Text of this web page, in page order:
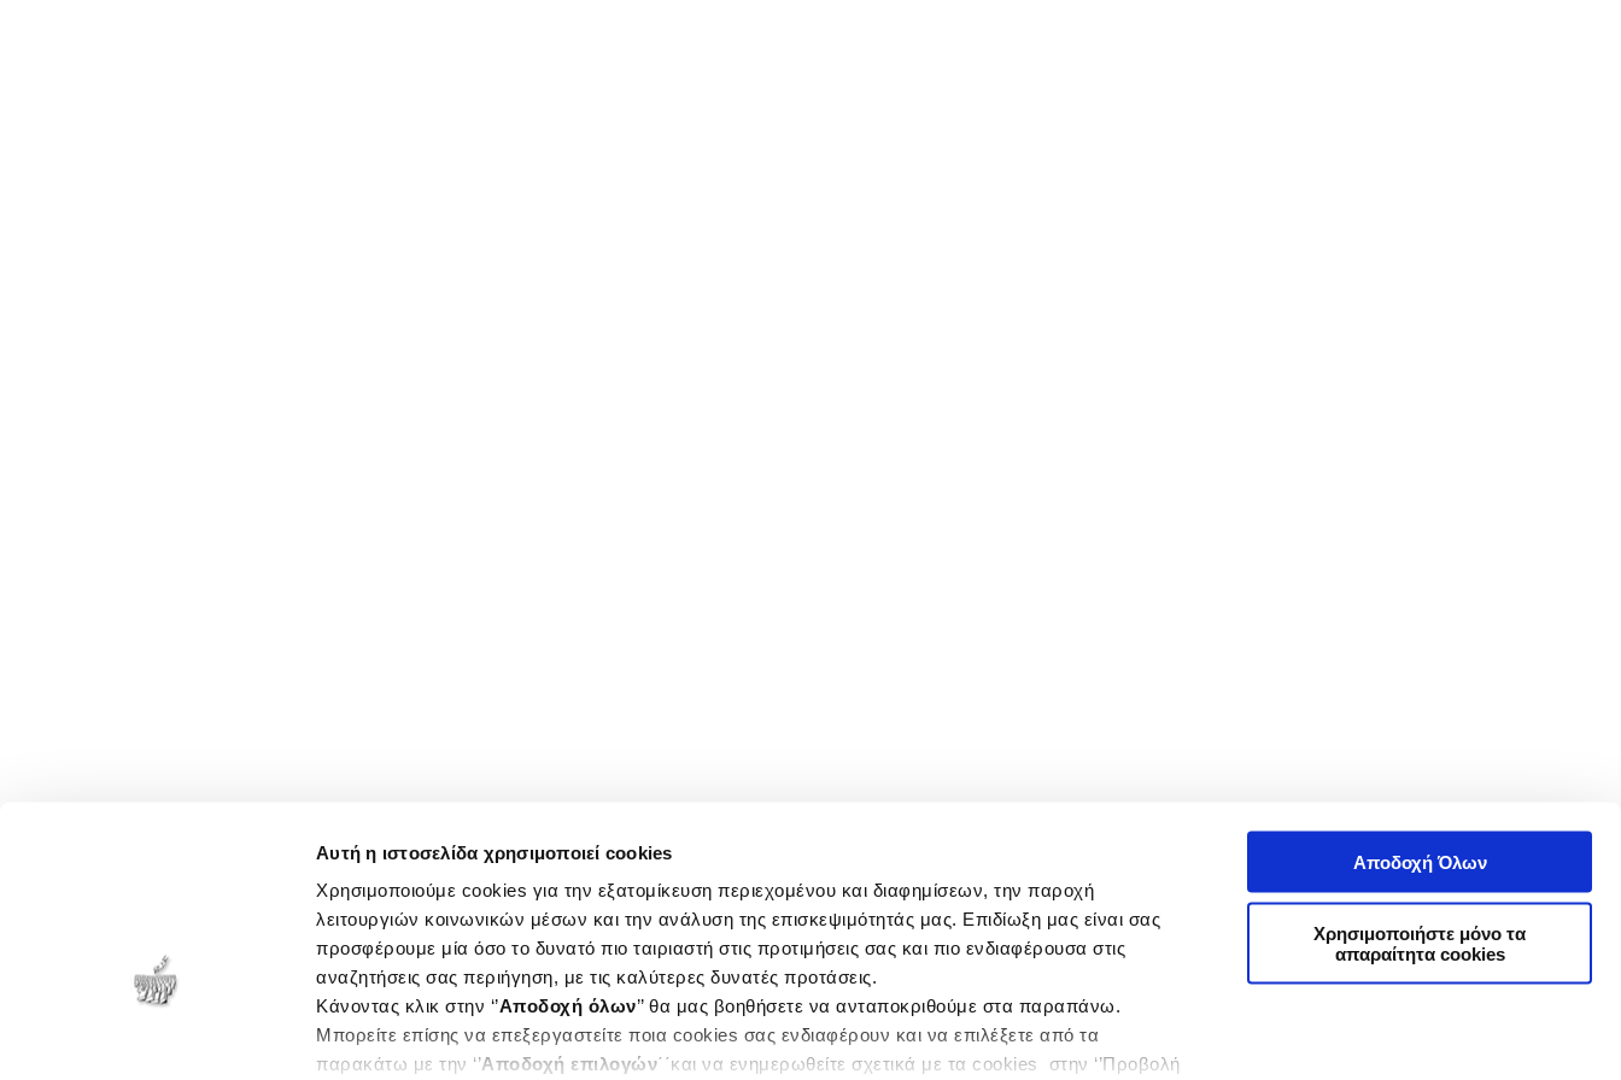
Αυτή η ιστοσελίδα χρησιμοποιεί cookies
Χρησιμοποιούμε cookies για την εξατομίκευση περιεχομένου και διαφημίσεων, την παροχή
λειτουργιών κοινωνικών μέσων και την ανάλυση της επισκεψιμότητάς μας. Επιδίωξη μας είναι σας
προσφέρουμε μία όσο το δυνατό πιο ταιριαστή στις προτιμήσεις σας και πιο ενδιαφέρουσα στις
αναζητήσεις σας περιήγηση, με τις καλύτερες δυνατές προτάσεις.
Κάνοντας κλικ στην ‘’Αποδοχή όλων’’ θα μας βοηθήσετε να ανταποκριθούμε στα παραπάνω.
Μπορείτε επίσης να επεξεργαστείτε ποια cookies σας ενδιαφέρουν και να επιλέξετε από τα
παρακάτω με την ‘’Αποδοχή επιλογών΄΄και να ενημερωθείτε σχετικά με τα cookies στην ‘’Προβολή
Αποδοχή Όλων
Χρησιμοποιήστε μόνο τα
απαραίτητα cookies